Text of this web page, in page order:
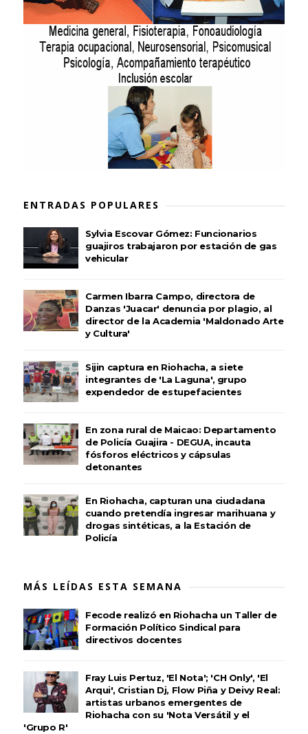
ENTRADAS POPULARES
Sylvia Escovar Gómez: Funcionarios
guajiros trabajaron por estación de gas
vehicular
Carmen Ibarra Campo, directora de
Danzas 'Juacar' denuncia por plagio, al
director de la Academia 'Maldonado Arte
y Cultura'
Sijin captura en Riohacha, a siete
integrantes de 'La Laguna', grupo
expendedor de estupefacientes
En zona rural de Maicao: Departamento
de Policía Guajira - DEGUA, incauta
fósforos eléctricos y cápsulas
detonantes
En Riohacha, capturan una ciudadana
cuando pretendía ingresar marihuana y
drogas sintéticas, a la Estación de
Policía
MÁS LEÍDAS ESTA SEMANA
Fecode realizó en Riohacha un Taller de
Formación Político Sindical para
directivos docentes
Fray Luis Pertuz, 'El Nota'; 'CH Only', 'El
Arqui', Cristian Dj, Flow Piña y Deivy Real:
artistas urbanos emergentes de
Riohacha con su 'Nota Versátil y el
'Grupo R'